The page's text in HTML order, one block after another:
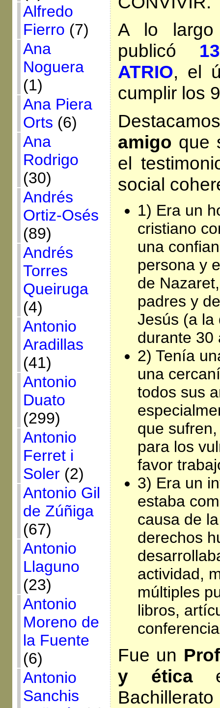
Alfredo
Fierro (7)
Ana
Noguera
(1)
Ana Piera
Orts (6)
Ana
Rodrigo
(30)
Andrés
Ortiz-Osés
(89)
Andrés
Torres
Queiruga
(4)
Antonio
Aradillas
(41)
Antonio
Duato
(299)
Antonio
Ferret i
Soler(2)
Antonio Gil
de Zúñiga
(67)
Antonio
Llaguno
(23)
Antonio
Moreno de
la Fuente
(6)
Antonio
Sanchis
A lo
publicó
ATRIO, el
cumplir los
amigo que
el
social
1) Era un
cristiano
una
persona y
de
padres y
Jesús (a la
durante 30
2) Tenía
una
todos sus
que
para los
favor
3) Era un
estaba
causa de
derechos
actividad,
múltiples
libros,
Fue un
y ética